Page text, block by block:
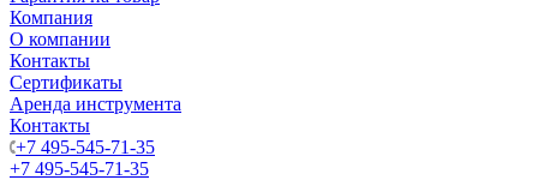
Компания
О компании
Контакты
Сертификаты
Аренда инструмента
Контакты
+7 495-545-71-35
+7 495-545-71-35